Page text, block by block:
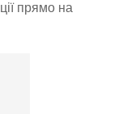
прямо на